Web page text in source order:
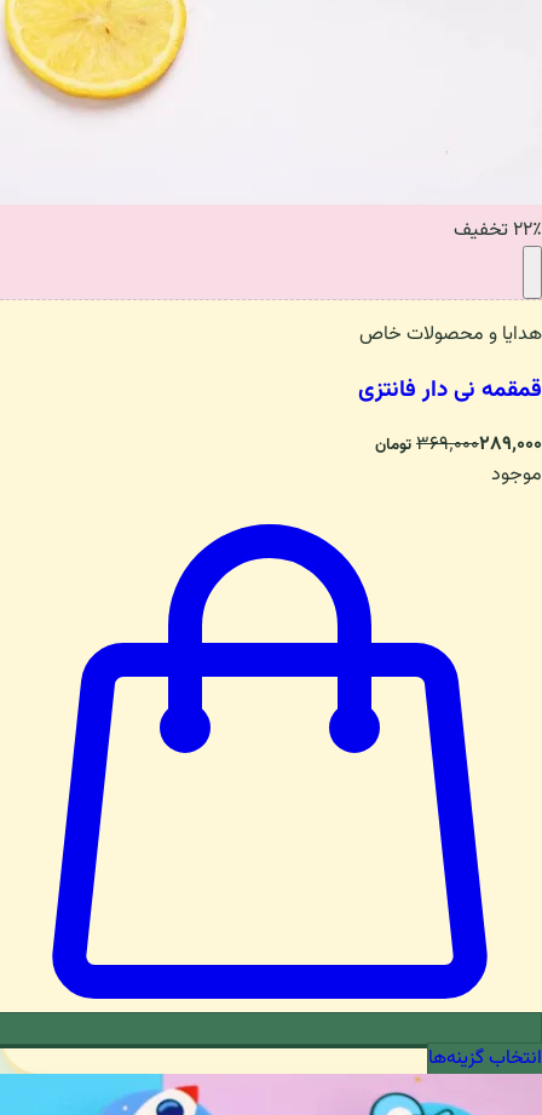
۲۲٪ تخفیف
هدایا و محصولات خاص
قمقمه نی دار فانتزی
۳۶۹٬۰۰۰۲۸۹٬۰۰۰ تومان
موجود
انتخاب گزینه‌ها